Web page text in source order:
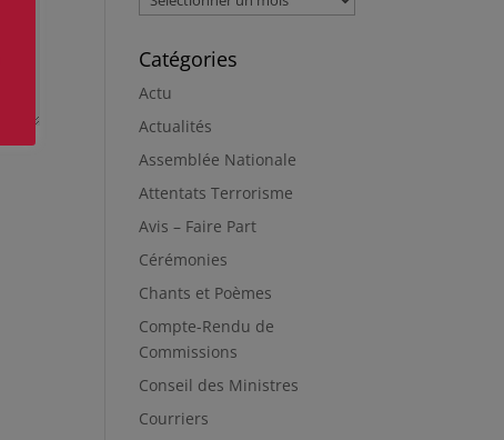
Catégories
Actu
Actualités
Assemblée Nationale
Attentats Terrorisme
Avis – Faire Part
Cérémonies
Chants et Poèmes
Compte-Rendu de
Commissions
Conseil des Ministres
Courriers